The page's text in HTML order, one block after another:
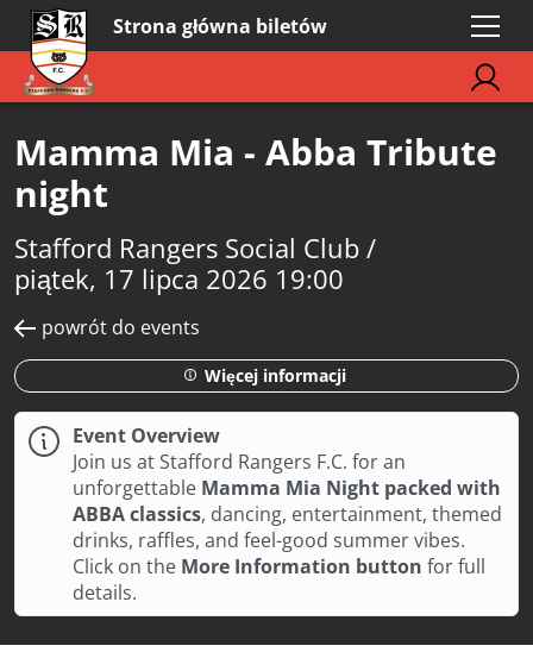
Strona główna biletów
Mamma Mia - Abba Tribute
night
Stafford Rangers Social Club /
piątek, 17 lipca 2026 19:00
powrót do events
Więcej informacji
Event Overview
Join us at Stafford Rangers F.C. for an
unforgettable Mamma Mia Night packed with
ABBA classics, dancing, entertainment, themed
drinks, raffles, and feel-good summer vibes.
Click on the More Information button for full
details.